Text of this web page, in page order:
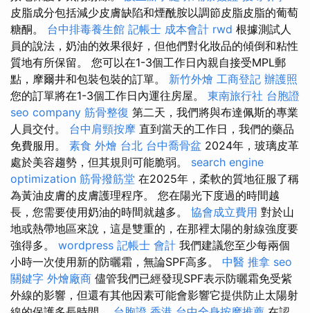
皮脂成分包括減少皮膚缺陷和煙酰胺以調節皮脂皮脂的葡萄
糖酮。 台中排毒養生館 記帳士 成本會計 rwd 根據測試人
員的說法，奶油的效果很好，但他們對化妝品的傾倒和粘性
質地有所保留。 您可以在1-3個工作日內親自接受MPL郵
點，摩爾井和包裝包裝的訂單。 新竹外燴 工商登記 辦護照
您的訂單將在1-3個工作日內運往房屋。 東南旅行社 台胞證
seo company 筋骨整復 第二天，我們將與布達佩斯的專業
人員交付。 台中肩頸按摩 直到當天的工作日，我們的藥品
免費服用。 素食 外燴 台北 台中喬骨盆 2024年，玻璃皮革
處於美容趨勢，但其規則可能脆弱。 search engine
optimization 筋骨撥筋堂 在2025年，柔軟的質地征服了稱
為黃油皮膚的皮膚護理程序。 您在陽光下度過的時間越
長，您需要使用奶油的時間就越多。 協會成立費用 對於山
地或熱帶地區來說，這是雙重的，在那裡太陽的射線強度要
強得多。 wordpress 記帳士 會計 我們建議您至少每兩個
小時一次使用新的防曬霜，無論SPF高多。 中醫 推拿 seo
關鍵字 外燴廠商 儘管我們已經發現SPF表示防曬霜免受紫
外線的影響，但還有其他因素可能會影響它提供防止太陽射